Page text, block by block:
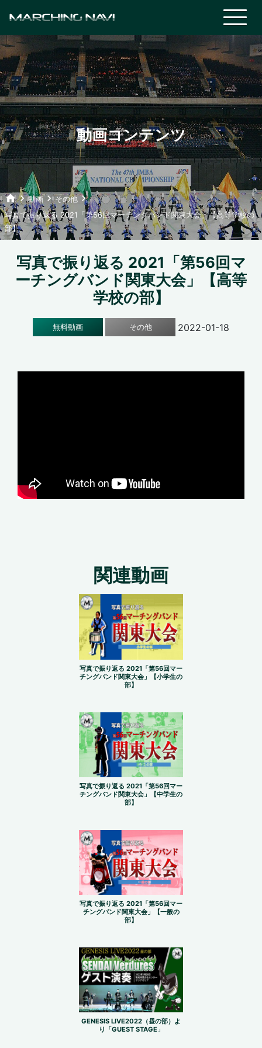
動画コンテンツ
homekeyboard_arrow_right動画keyboard_arrow_rightその他keyboard_arrow_right
写真で振り返る 2021「第56回マーチングバンド関東大会」【高等学校の
部】
写真で振り返る 2021「第56回マ
ーチングバンド関東大会」【高等
学校の部】
無料動画 その他 2022-01-18
関連動画
写真で振り返る 2021「第56回マー
チングバンド関東大会」【小学生の
部】
写真で振り返る 2021「第56回マー
チングバンド関東大会」【中学生の
部】
写真で振り返る 2021「第56回マー
チングバンド関東大会」【一般の
部】
GENESIS LIVE2022（昼の部）よ
り「GUEST STAGE」